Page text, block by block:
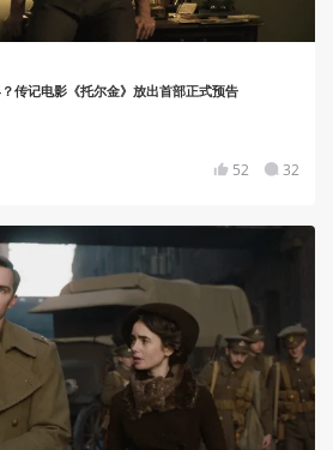
传记电影《托尔金》放出首部正式预告
52 32